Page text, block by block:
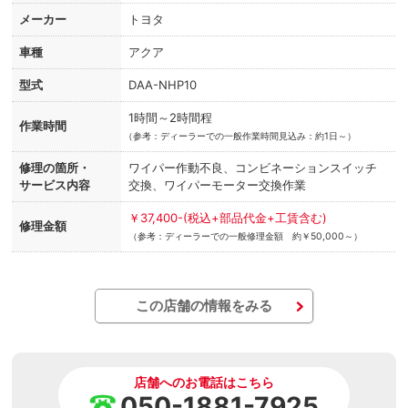
メーカー トヨタ
車種 アクア
型式 DAA-NHP10
作業時間
1時間～2時間程
（参考：ディーラーでの一般作業時間見込み：約1日～）
修理の箇所・
サービス内容
ワイパー作動不良、コンビネーションスイッチ
交換、ワイパーモーター交換作業
修理金額
￥37,400-(税込+部品代金+工賃含む)
（参考：ディーラーでの一般修理金額 約￥50,000～）
この店舗の情報をみる
店舗へのお電話はこちら